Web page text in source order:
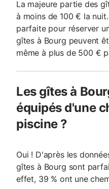
La majeure partie des
à moins de 100 € la
parfaite pour réserver
gîtes à Bourg peuvent
même à plus de 500 €
Les gîtes à
équipés d'une
piscine ?
Oui ! D'après les
gîtes à Bourg sont
effet, 39 % ont une